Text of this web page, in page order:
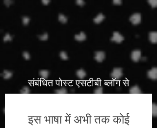
संबंधित पोस्ट एसटीबी ब्लॉग से
इस भाषा में अभी तक कोई